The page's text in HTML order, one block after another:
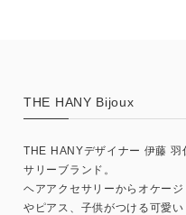
THE HANY Bijoux
THE HANYデザイナー 伊藤 羽
サリーブランド。
ヘアアクセサリーからオケー
やピアス、子供がつける可愛